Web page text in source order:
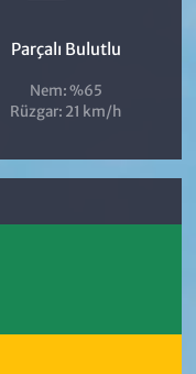
Parçalı Bulutlu
Nem: %65
Rüzgar: 21 km/h